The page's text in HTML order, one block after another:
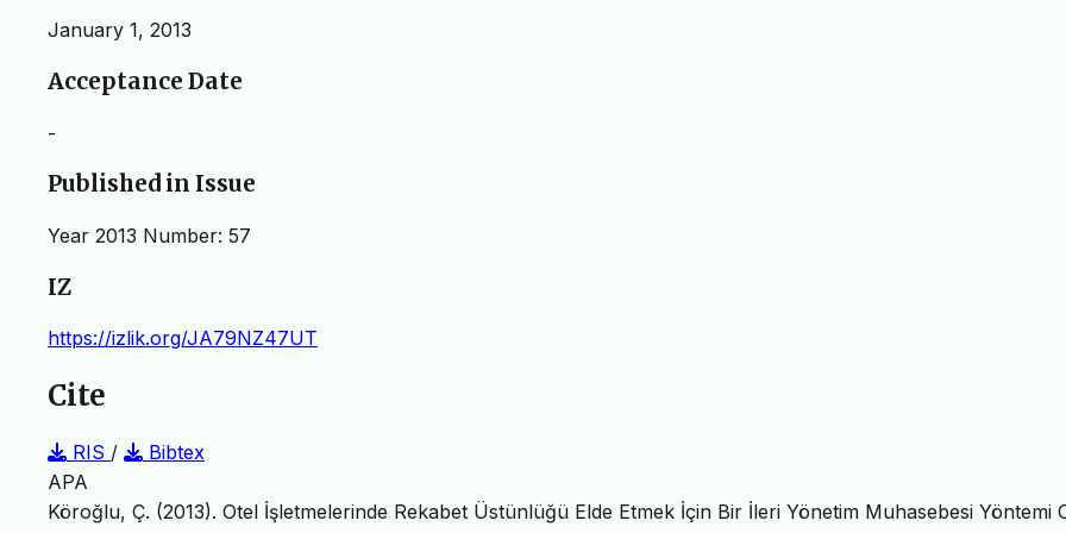
January 1, 2013
Acceptance Date
-
Published in Issue
Year 2013 Number: 57
IZ
https://izlik.org/JA79NZ47UT
Cite
RIS /
Bibtex
APA
Köroğlu, Ç. (2013). Otel İşletmelerinde Rekabet Üstünlüğü Elde Etmek İçin Bir İleri Yönetim Muhasebesi Yöntemi